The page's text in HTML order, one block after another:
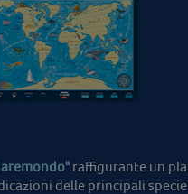
raffigurante un
delle principali specie